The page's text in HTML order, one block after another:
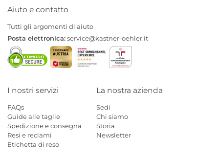
Aiuto e contatto
Tutti gli argomenti di aiuto
Posta elettronica:service@kastner-oehler.it
I nostri servizi
FAQs
Guide alle taglie
Spedizione e consegna
Resi e reclami
Etichetta di reso
La nostra azienda
Sedi
Chi siamo
Storia
Newsletter